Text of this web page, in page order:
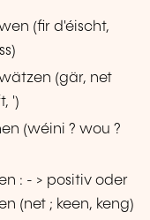
(fir d'éischt,
(gär, net
')
(wéini ? wou ?
: - > positiv oder
(net ; keen, keng)